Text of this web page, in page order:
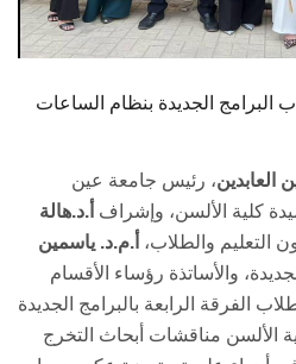
البرامج الجديدة بنظام الساعات
العابدين، رئيس جامعة عين
كلية الألسن، وإشراف أ.د.هالة
التعليم والطلاب، أ.م.د. ياسمين
والأساتذة رؤساء الأقسام
الفرقة الرابعة بالبرامج الجديدة
الألسن مناقشات أبحاث التخرج